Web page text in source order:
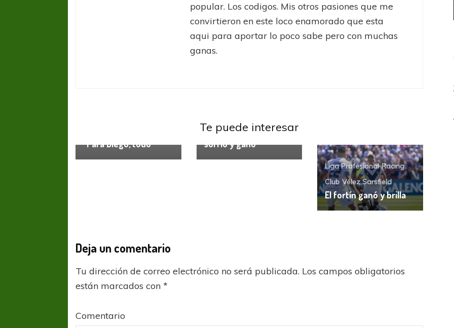
popular. Los codigos. Mis otros pasiones que me
convirtieron en este loco enamorado que esta
aqui para aportar lo poco sabe pero con muchas
ganas.
Te puede interesar
“Para Diego, todo”
Independiente luchó,
sufrió y ganó
Liga Profesional Racing
Club Vélez Sarsfield
El fortín ganó y brilla
Deja un comentario
Tu dirección de correo electrónico no será publicada. Los campos obligatorios
están marcados con*
Comentario